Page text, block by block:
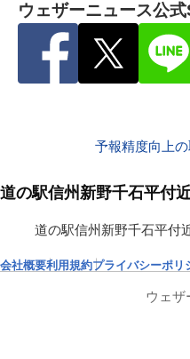
ウェザーニュース公
予報精度向上
道の駅信州新野千石平付
道の駅信州新野千石平付
会社概要利用規約プライバシーポリ
ウェザ